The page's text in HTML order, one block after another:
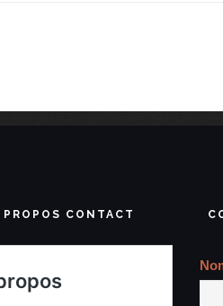
PROPOS CONTACT